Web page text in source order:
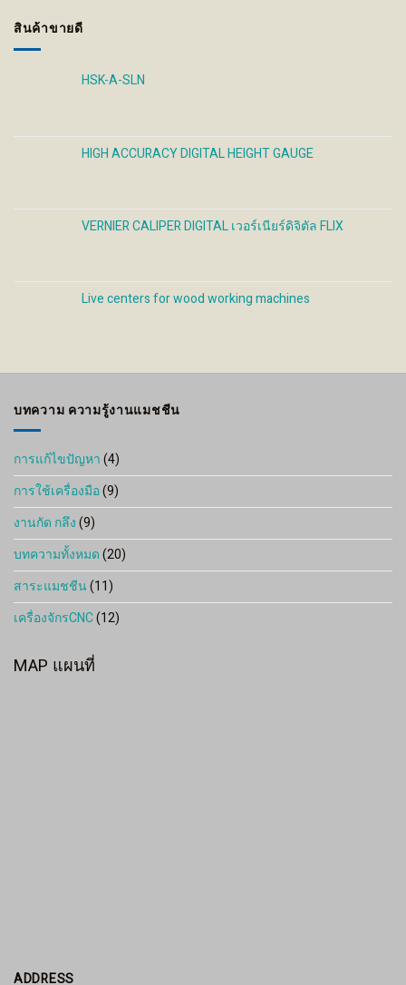
สินค้าขายดี
HSK-A-SLN
HIGH ACCURACY DIGITAL HEIGHT GAUGE
VERNIER CALIPER DIGITAL เวอร์เนียร์ดิจิตัล FLIX
Live centers for wood working machines
บทความ ความรู้งานแมชชีน
การแก้ไขปัญหา(4)
การใช้เครื่องมือ(9)
งานกัด กลึง(9)
บทความทั้งหมด(20)
สาระแมชชีน(11)
เครื่องจักรCNC(12)
MAP แผนที่
ADDRESS